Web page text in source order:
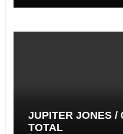
JUPITER JONES /
TOTAL